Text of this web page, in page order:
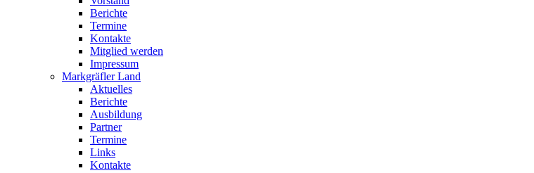
Berichte
Termine
Kontakte
Mitglied werden
Impressum
Markgräfler Land
Aktuelles
Berichte
Ausbildung
Partner
Termine
Links
Kontakte